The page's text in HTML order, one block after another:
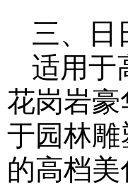
三、日
适用于
花岗岩
于园林
的高档